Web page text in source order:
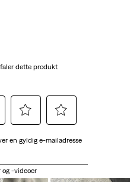
dette produkt
for
bedømme
for
en gyldig e-mailadresse
og -videoer